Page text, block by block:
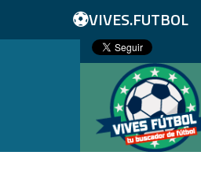
⚽VIVES.FUTBOL